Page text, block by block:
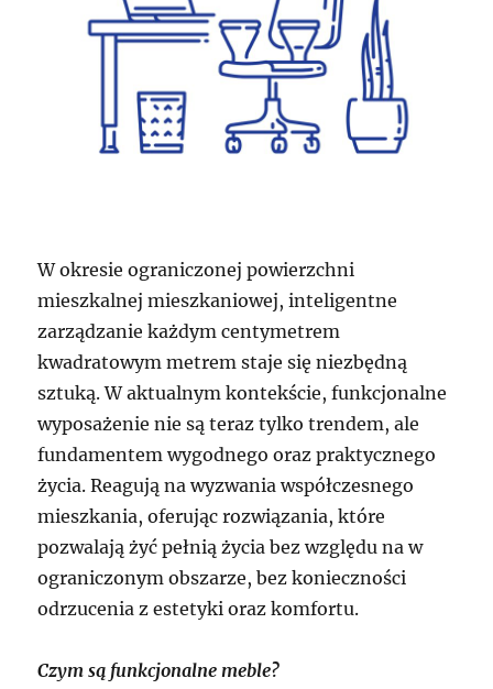
W okresie ograniczonej powierzchni
mieszkalnej mieszkaniowej, inteligentne
zarządzanie każdym centymetrem
kwadratowym metrem staje się niezbędną
sztuką. W aktualnym kontekście, funkcjonalne
wyposażenie nie są teraz tylko trendem, ale
fundamentem wygodnego oraz praktycznego
życia. Reagują na wyzwania współczesnego
mieszkania, oferując rozwiązania, które
pozwalają żyć pełnią życia bez względu na w
ograniczonym obszarze, bez konieczności
odrzucenia z estetyki oraz komfortu.
Czym są funkcjonalne meble?